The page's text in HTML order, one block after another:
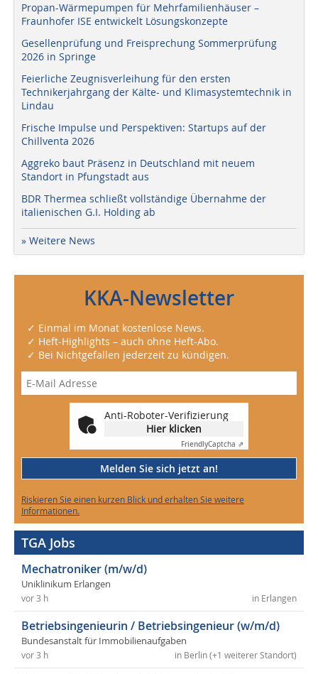
Propan-Wärmepumpen für Mehrfamilienhäuser –
Fraunhofer ISE entwickelt Lösungskonzepte
Gesellenprüfung und Freisprechung Sommerprüfung
2026 in Springe
Feierliche Zeugnisverleihung für den ersten
Technikerjahrgang der Kälte- und Klimasystemtechnik in
Lindau
Frische Impulse und Perspektiven: Startups auf der
Chillventa 2026
Aggreko baut Präsenz in Deutschland mit neuem
Standort in Pfungstadt aus
BDR Thermea schließt vollständige Übernahme der
italienischen G.I. Holding ab
» Weitere News
KKA-Newsletter
✓ Einmal im Monat kostenlose News.
✓ Heft-Highlights – auch ohne Heft-Abo.
✓ Bei Nichtgefallen jederzeit zu kündigen.
Anti-Roboter-Verifizierung
Hier klicken
FriendlyCaptcha ⇗
Melden Sie sich jetzt an!
Riskieren Sie einen kurzen Blick und erhalten Sie weitere
Informationen.
TGA Jobs
Mechatroniker (m/w/d)
Uniklinikum Erlangen
in Erlangen
vor 3 h
Betriebsingenieurin / Betriebsingenieur (w/m/d)
Bundesanstalt für Immobilienaufgaben
in Berlin (+1 weiterer Standort)
vor 3 h